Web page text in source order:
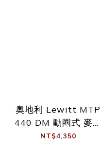
奧地利 Lewitt MTP
440 DM 動圈式 麥克
風
NT$4,350